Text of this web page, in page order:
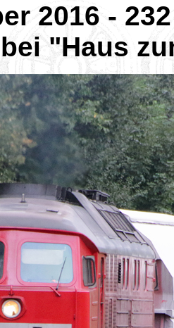
2016 -
"Haus